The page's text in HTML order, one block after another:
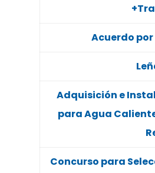
Acuerdo
Adquisición e
para Agua
Concurso para